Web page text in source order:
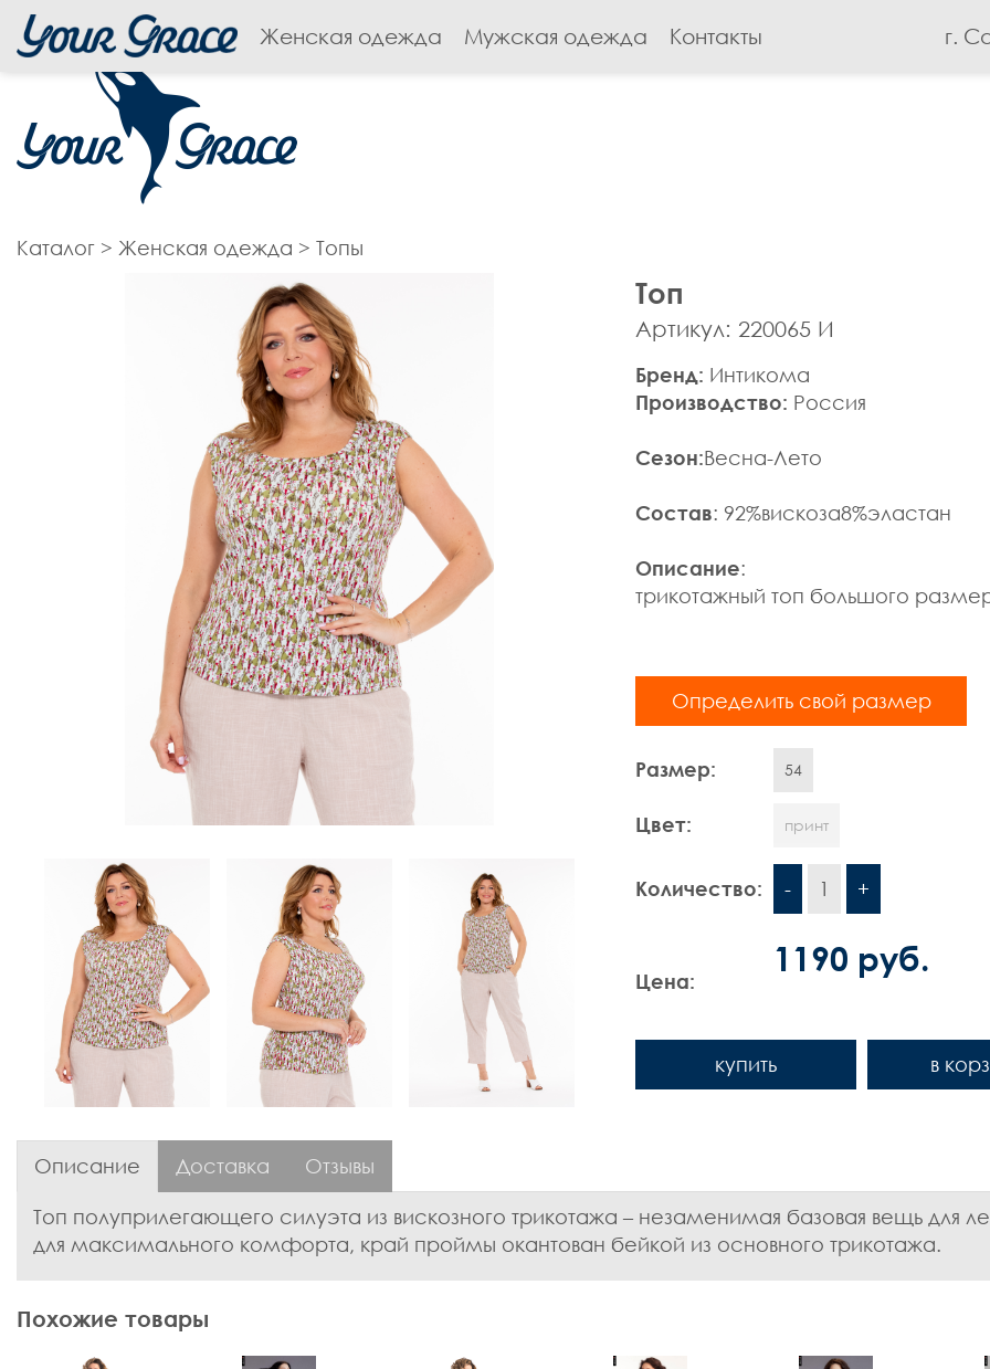
г.
Женская одежда Мужская одежда Контакты
Каталог > Женская одежда > Топы
Топ
Артикул: 220065 И
Бренд: Интикома
Производство: Россия
Сезон:Весна-Лето
Состав: 92%вискоза8%эластан
Описание:
трикотажный топ большого
Определить свой размер
Размер: 54
Цвет: принт
Количество: - 1 +
Цена:
1190 руб.
купить в
Описание Доставка Отзывы
Топ полуприлегающего силуэта из вискозного трикотажа – незаменимая базовая вещь для
для максимального комфорта, край проймы окантован бейкой из основного трикотажа.
Похожие товары